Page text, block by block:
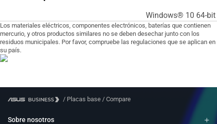
Windows® 10 64-bit
Los materiales eléctricos, componentes electrónicos, baterías que contienen
mercurio, y otros productos similares no se deben desechar junto con los
residuos municipales. Por favor, compruebe las regulaciones que se aplican en
su país.
/ Placas base / Compare
Sobre nosotros